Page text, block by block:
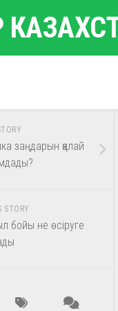
заңдарын қалай
STORY
бойы не өсіруге